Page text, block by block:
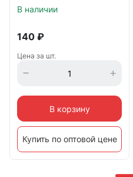
В наличии
140 ₽
Цена за шт.
В корзину
Купить по оптовой цене